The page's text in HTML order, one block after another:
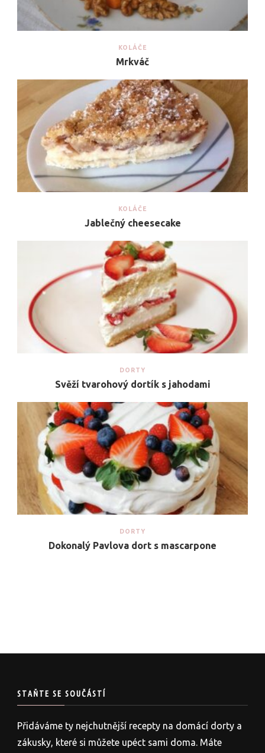
KOLÁČE
Mrkváč
KOLÁČE
Jablečný cheesecake
DORTY
Svěží tvarohový dortík s jahodami
DORTY
Dokonalý Pavlova dort s mascarpone
STAŇTE SE SOUČÁSTÍ
Přidáváme ty nejchutnější recepty na domácí dorty a
zákusky, které si můžete upéct sami doma. Máte